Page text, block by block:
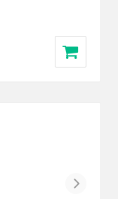
Next